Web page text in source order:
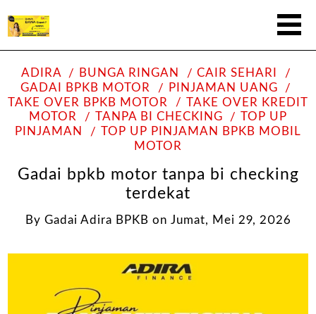
ADIRA BUNGA RINGAN
CAIR SEHARI
GADAI BPKB MOTOR
PINJAMAN UANG
TAKE OVER BPKB MOTOR
TAKE OVER KREDIT
MOTOR
TANPA BI CHECKING
TOP UP
PINJAMAN
TOP UP PINJAMAN BPKB MOBIL
MOTOR
Gadai bpkb motor tanpa bi checking
terdekat
By Gadai Adira BPKB on Jumat, Mei 29, 2026